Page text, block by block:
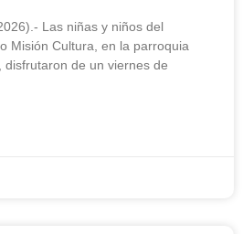
Las niñas y niños del
Misión Cultura, en la parroquia
disfrutaron de un viernes de